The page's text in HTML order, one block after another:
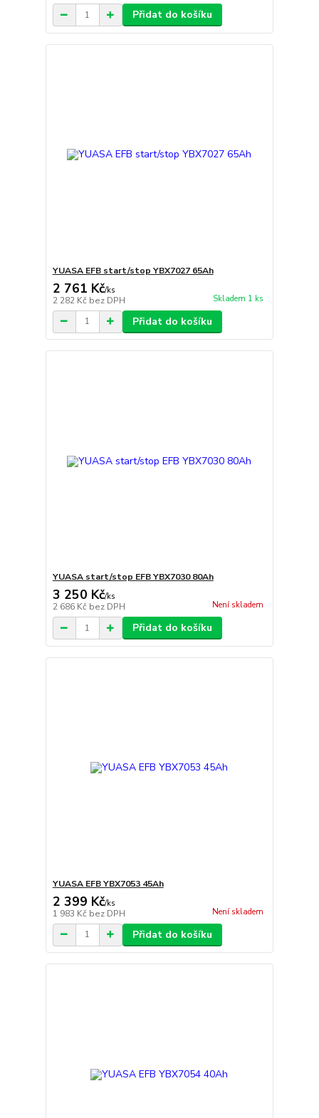
Přidat do košíku
YUASA EFB start/stop YBX7027 65Ah
2 761 Kč/ks
2 282 Kč bez DPH Skladem 1 ks
Přidat do košíku
YUASA start/stop EFB YBX7030 80Ah
3 250 Kč/ks
2 686 Kč bez DPH Není skladem
Přidat do košíku
YUASA EFB YBX7053 45Ah
2 399 Kč/ks
1 983 Kč bez DPH Není skladem
Přidat do košíku